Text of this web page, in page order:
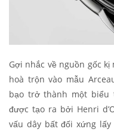
Gợi nhắc về nguồn gốc
hoà trộn vào mẫu
bạo trở thành một biểu
được tạo ra bởi Henri
vấu dây bất đối xứng